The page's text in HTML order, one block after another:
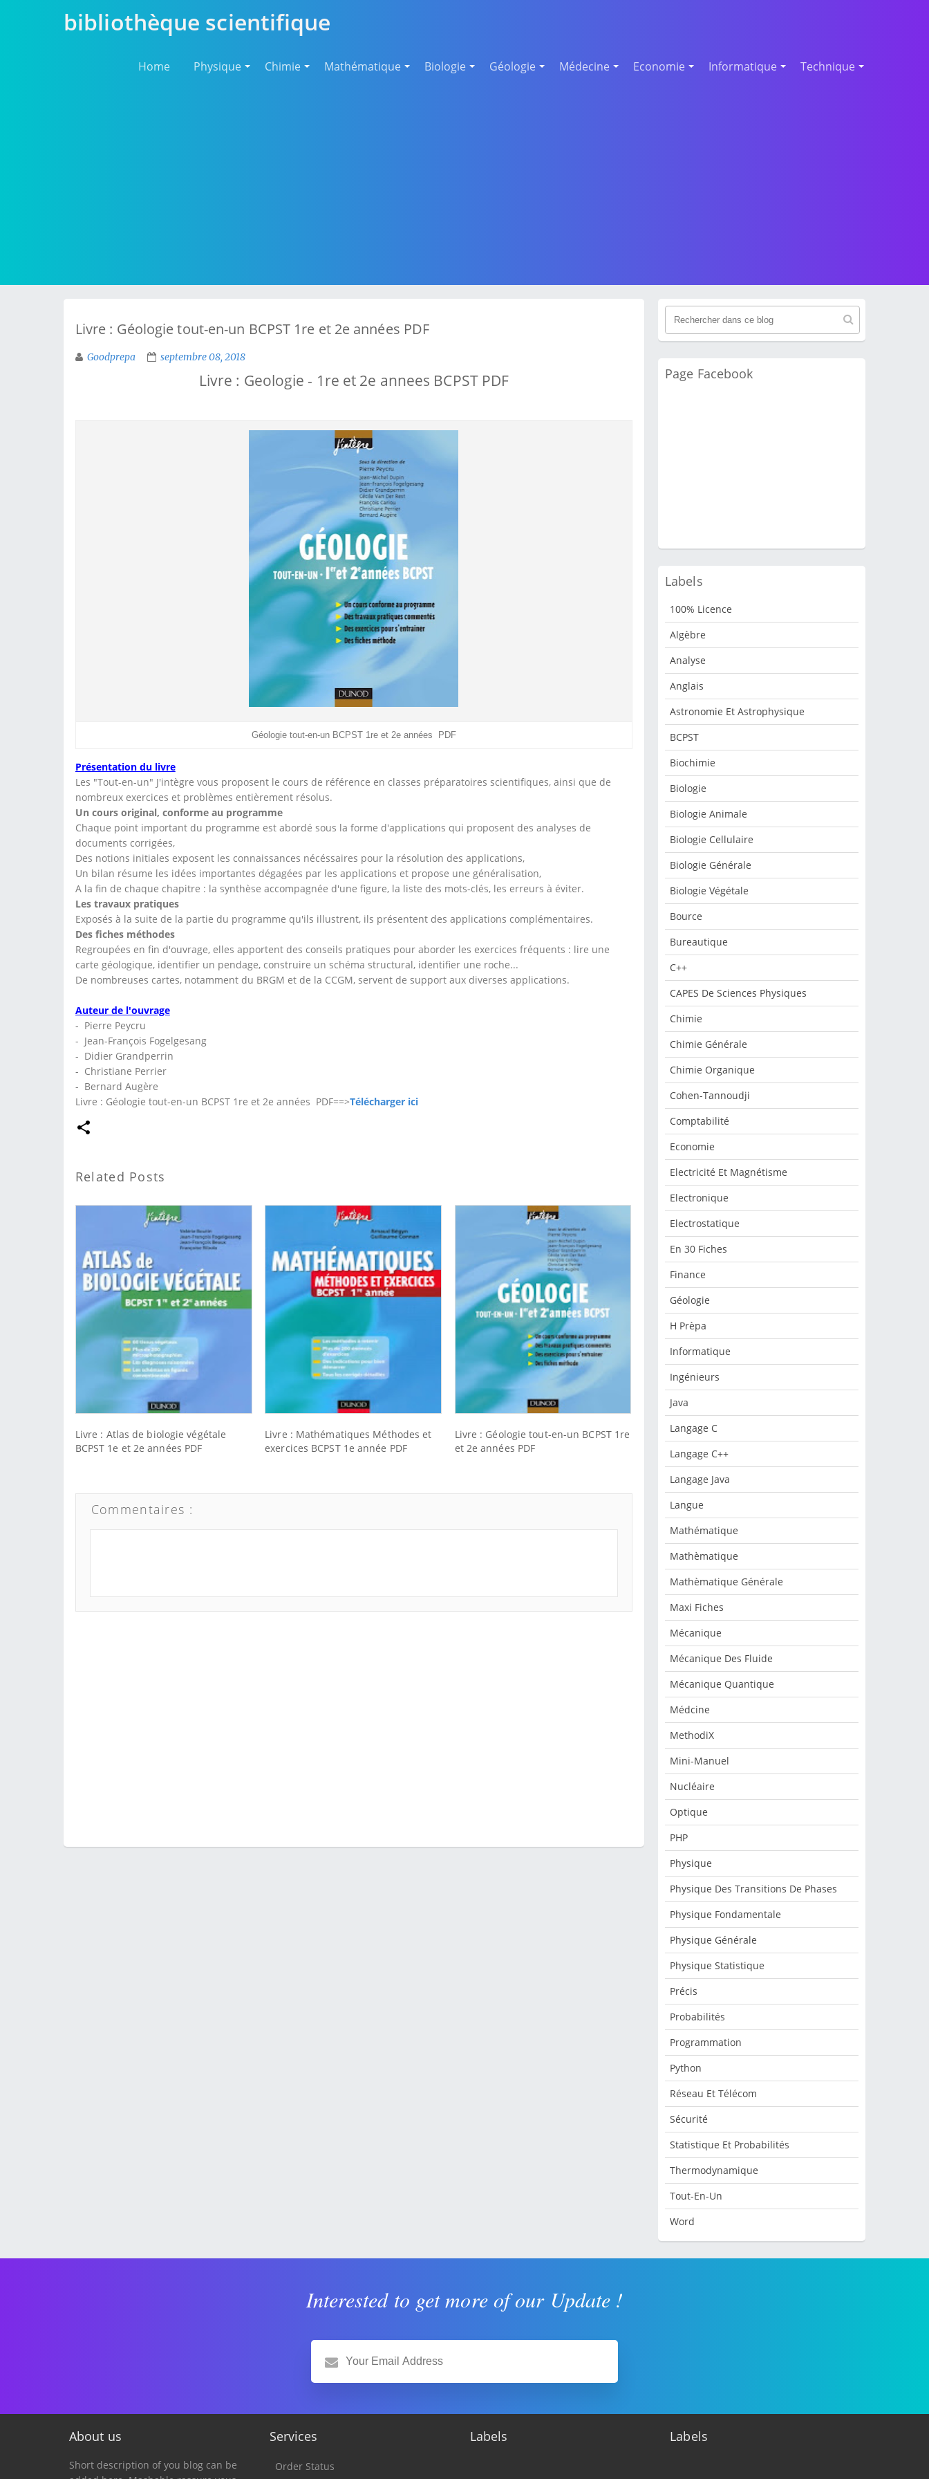
bibliothèque scientifique
Home Physique Chimie Mathématique Biologie Géologie Médecine Economie Informatique Technique
Livre : Géologie tout-en-un BCPST 1re et 2e années PDF
Goodprepa septembre 08, 2018
Livre : Geologie - 1re et 2e annees BCPST PDF
Géologie tout-en-un BCPST 1re et 2e années PDF
Présentation du livre
Les "Tout-en-un" J'intègre vous proposent le cours de référence en classes préparatoires scientifiques, ainsi que de
nombreux exercices et problèmes entièrement résolus.
Un cours original, conforme au programme
Chaque point important du programme est abordé sous la forme d'applications qui proposent des analyses de
documents corrigées,
Des notions initiales exposent les connaissances nécéssaires pour la résolution des applications,
Un bilan résume les idées importantes dégagées par les applications et propose une généralisation,
A la fin de chaque chapitre : la synthèse accompagnée d'une figure, la liste des mots-clés, les erreurs à éviter.
Les travaux pratiques
Exposés à la suite de la partie du programme qu'ils illustrent, ils présentent des applications complémentaires.
Des fiches méthodes
Regroupées en fin d'ouvrage, elles apportent des conseils pratiques pour aborder les exercices fréquents : lire une
carte géologique, identifier un pendage, construire un schéma structural, identifier une roche...
De nombreuses cartes, notamment du BRGM et de la CCGM, servent de support aux diverses applications.
Auteur de l'ouvrage
- Pierre Peycru
- Jean-François Fogelgesang
- Didier Grandperrin
- Christiane Perrier
- Bernard Augère
Livre : Géologie tout-en-un BCPST 1re et 2e années PDF==>Télécharger ici
Related Posts
Livre : Atlas de biologie végétale
BCPST 1e et 2e années PDF
Livre : Mathématiques Méthodes et
exercices BCPST 1e année PDF
Livre : Géologie tout-en-un BCPST 1re
et 2e années PDF
Commentaires :
Page Facebook
Labels
100% Licence
Algèbre
Analyse
Anglais
Astronomie Et Astrophysique
BCPST
Biochimie
Biologie
Biologie Animale
Biologie Cellulaire
Biologie Générale
Biologie Végétale
Bource
Bureautique
C++
CAPES De Sciences Physiques
Chimie
Chimie Générale
Chimie Organique
Cohen-Tannoudji
Comptabilité
Economie
Electricité Et Magnétisme
Electronique
Electrostatique
En 30 Fiches
Finance
Géologie
H Prèpa
Informatique
Ingénieurs
Java
Langage C
Langage C++
Langage Java
Langue
Mathématique
Mathèmatique
Mathèmatique Générale
Maxi Fiches
Mécanique
Mécanique Des Fluide
Mécanique Quantique
Médcine
MethodiX
Mini-Manuel
Nucléaire
Optique
PHP
Physique
Physique Des Transitions De Phases
Physique Fondamentale
Physique Générale
Physique Statistique
Précis
Probabilités
Programmation
Python
Réseau Et Télécom
Sécurité
Statistique Et Probabilités
Thermodynamique
Tout-En-Un
Word
Interested to get more of our Update !
About us
Short description of you blog can be
Services
Order Status
Labels Labels